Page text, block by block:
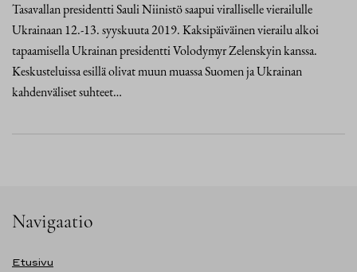
Tasavallan presidentti Sauli Niinistö saapui viralliselle vierailulle
Ukrainaan 12.-13. syyskuuta 2019. Kaksipäiväinen vierailu alkoi
tapaamisella Ukrainan presidentti Volodymyr Zelenskyin kanssa.
Keskusteluissa esillä olivat muun muassa Suomen ja Ukrainan
kahdenväliset suhteet…
Navigaatio
Etusivu